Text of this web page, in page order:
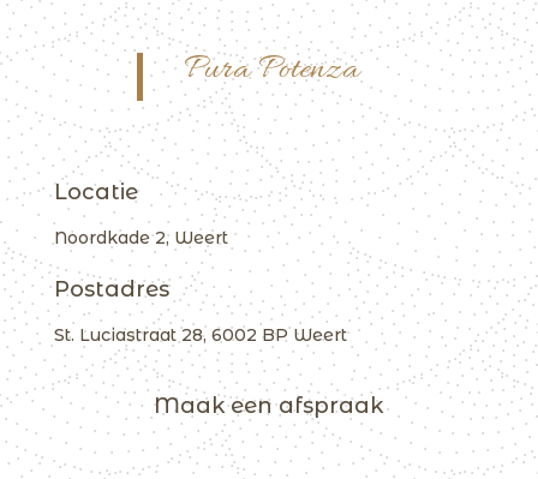
Pura Potenza
Locatie
Noordkade 2, Weert
Postadres
St. Luciastraat 28, 6002 BP Weert
Maak een afspraak